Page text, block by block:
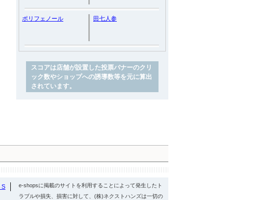
ポリフェノール 田七人参
スコアは店舗が設置した投票バナーのクリ
ック数やショップへの誘導数等を元に算出
されています。
S
e-shopsに掲載のサイトを利用することによって発生したト
ラブルや損失、損害に対して、(株)ネクストハンズは一切の